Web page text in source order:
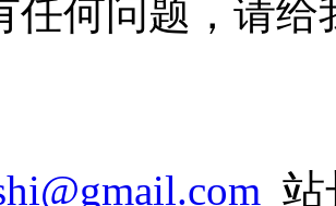
任何问题，请给
站